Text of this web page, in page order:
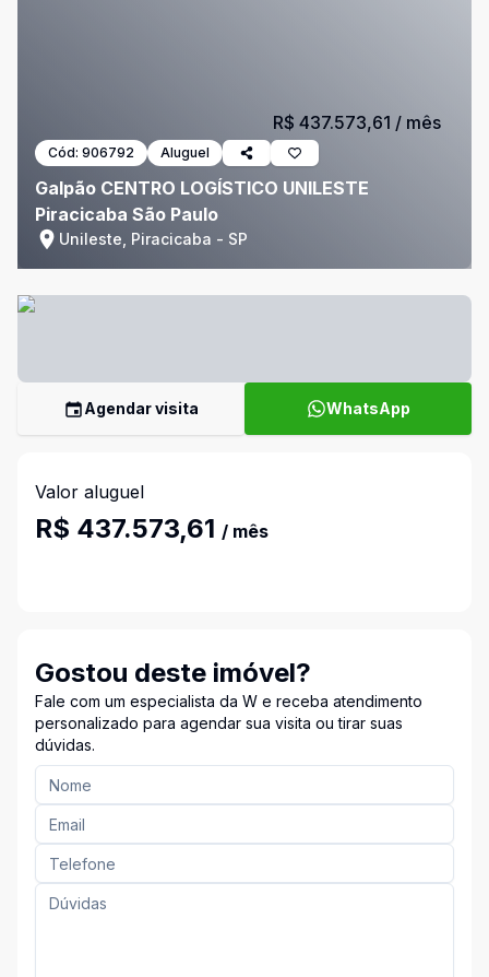
Cód: 906792 Aluguel
Galpão CENTRO LOGÍSTICO UNILESTE
Piracicaba São Paulo
Unileste, Piracicaba - SP
R$ 437.573,61 / mês
Agendar visita WhatsApp
Valor aluguel
R$ 437.573,61 / mês
Gostou deste imóvel?
Fale com um especialista da W e receba atendimento
personalizado para agendar sua visita ou tirar suas
dúvidas.